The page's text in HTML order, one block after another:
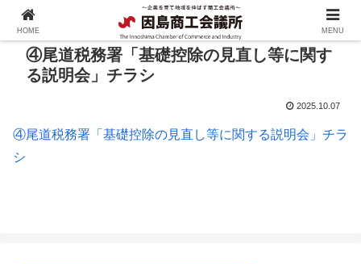
④尾道税務署「基礎控除の見直し等に関す
る説明会」チラシ
2025.10.07
④尾道税務署「基礎控除の見直し等に関する説明会」チラ
シ
HOME MENU